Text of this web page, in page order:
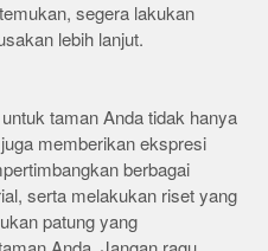
segera lakukan
lebih lanjut.
taman Anda tidak hanya
memberikan ekspresi
berbagai
serta melakukan riset yang
patung yang